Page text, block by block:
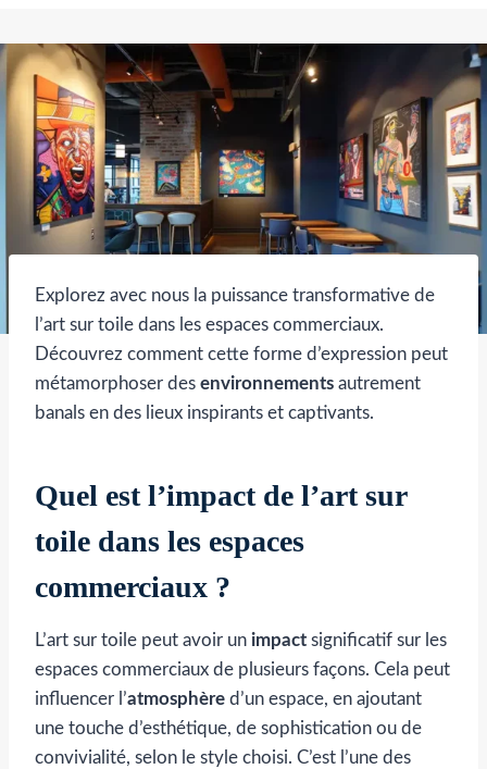
Explorez avec nous la puissance transformative de
l’art sur toile dans les espaces commerciaux.
Découvrez comment cette forme d’expression peut
métamorphoser des environnements autrement
banals en des lieux inspirants et captivants.
Quel est l’impact de l’art sur
toile dans les espaces
commerciaux ?
L’art sur toile peut avoir un impact significatif sur les
espaces commerciaux de plusieurs façons. Cela peut
influencer l’atmosphère d’un espace, en ajoutant
une touche d’esthétique, de sophistication ou de
convivialité, selon le style choisi. C’est l’une des